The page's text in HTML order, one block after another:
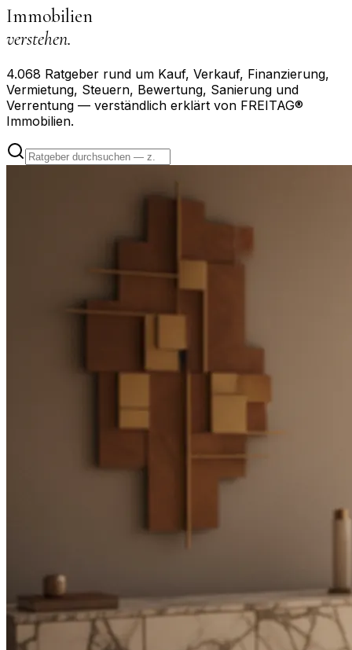
Immobilien
verstehen.
4.068 Ratgeber rund um Kauf, Verkauf, Finanzierung,
Vermietung, Steuern, Bewertung, Sanierung und
Verrentung — verständlich erklärt von FREITAG®
Immobilien.